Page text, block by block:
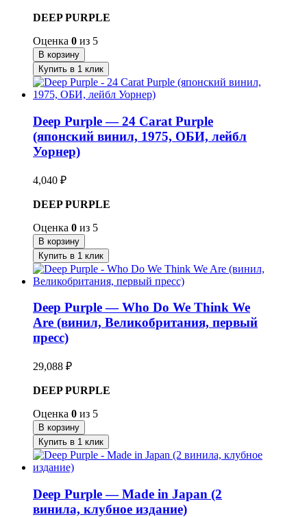
DEEP PURPLE
Оценка 0 из 5
В корзину
Купить в 1 клик
Deep Purple — 24 Carat Purple
(японский винил, 1975, ОБИ, лейбл
Уорнер)
4,040 ₽
DEEP PURPLE
Оценка 0 из 5
В корзину
Купить в 1 клик
Deep Purple — Who Do We Think We
Are (винил, Великобритания, первый
пресс)
29,088 ₽
DEEP PURPLE
Оценка 0 из 5
В корзину
Купить в 1 клик
Deep Purple — Made in Japan (2
винила, клубное издание)